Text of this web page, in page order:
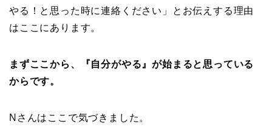
やる！と思った時に連絡ください」とお伝えする理由
はここにあります。
まずここから、『自分がやる』が始まると思っている
からです。
Nさんはここで気づきました。